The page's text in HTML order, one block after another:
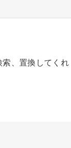
、置換してくれ